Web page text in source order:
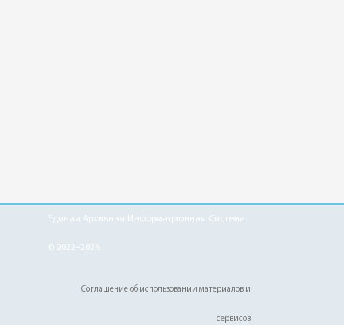
Единая Архивная Информационная Система
© 2022–2026
Соглашение об использовании материалов и
сервисов